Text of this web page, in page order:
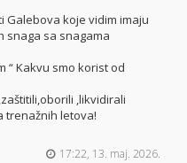
Galebova koje vidim imaju
snaga sa snagama
“ Kakvu smo korist od
,likvidirali
trenažnih letova!
17:22, 13. maj. 2026.